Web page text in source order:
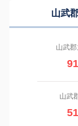
山武
山武
山武